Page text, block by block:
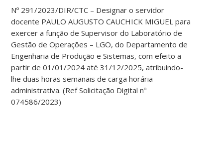
Nº 291/2023/DIR/CTC – Designar o servidor
docente PAULO AUGUSTO CAUCHICK MIGUEL para
exercer a função de Supervisor do Laboratório de
Gestão de Operações – LGO, do Departamento de
Engenharia de Produção e Sistemas, com efeito a
partir de 01/01/2024 até 31/12/2025, atribuindo-
lhe duas horas semanais de carga horária
administrativa. (Ref Solicitação Digital nº
074586/2023)